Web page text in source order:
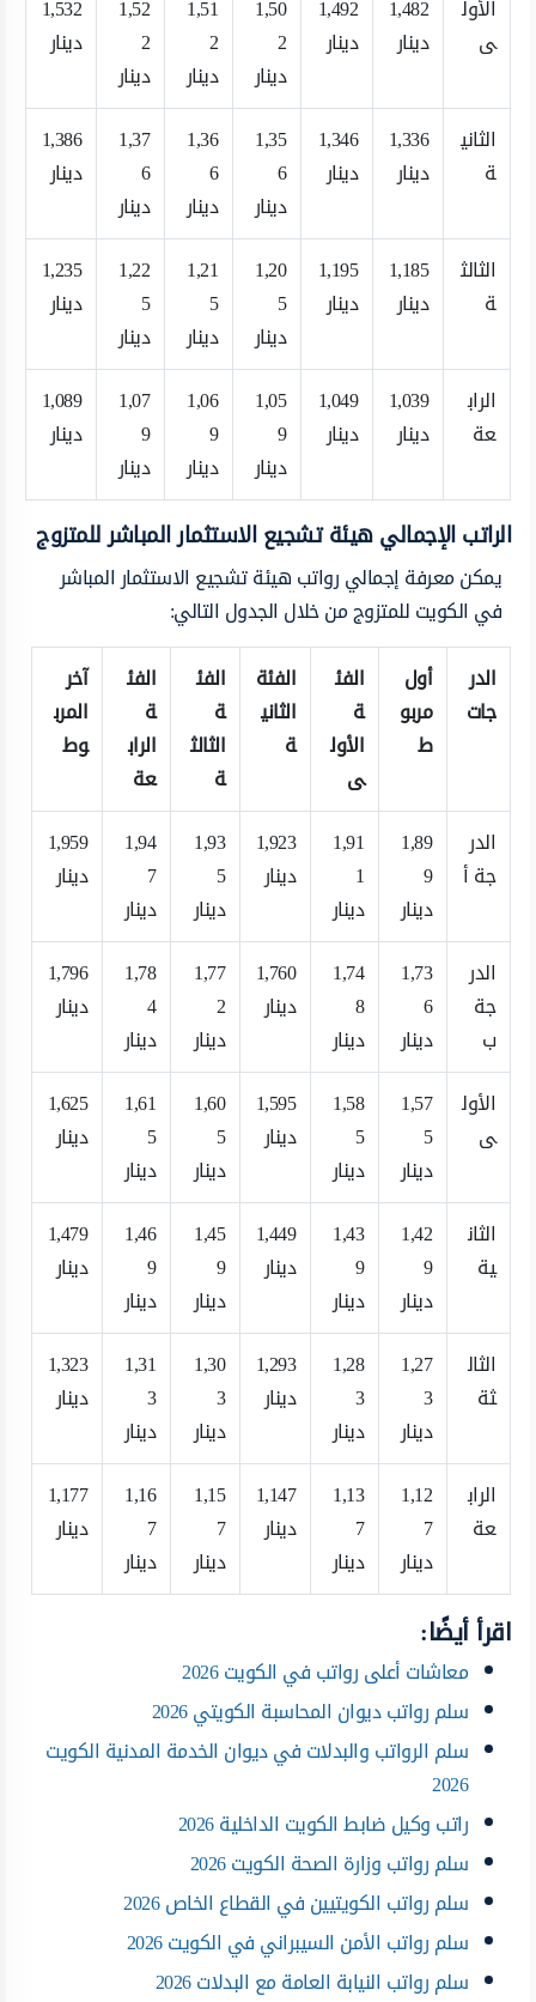
الأول
ى
1,482
دينار
1,492
دينار
1,50
2
دينار
1,51
2
دينار
1,52
2
دينار
1,532
دينار
الثاني
ة
1,336
دينار
1,346
دينار
1,35
6
دينار
1,36
6
دينار
1,37
6
دينار
1,386
دينار
الثالث
ة
1,185
دينار
1,195
دينار
1,20
5
دينار
1,21
5
دينار
1,22
5
دينار
1,235
دينار
الراب
عة
1,039
دينار
1,049
دينار
1,05
9
دينار
1,06
9
دينار
1,07
9
دينار
1,089
دينار
الراتب الإجمالي هيئة تشجيع الاستثمار المباشر للمتزوج
يمكن معرفة إجمالي رواتب هيئة تشجيع الاستثمار المباشر
في الكويت للمتزوج من خلال الجدول التالي:
الدر
جات
أول
مربو
ط
الفئ
ة
الأول
ى
الفئة
الثاني
ة
الفئ
ة
الثالث
ة
الفئ
ة
الراب
عة
آخر
المرب
وط
الدر
جة أ
1,89
9
دينار
1,91
1
دينار
1,923
دينار
1,93
5
دينار
1,94
7
دينار
1,959
دينار
الدر
جة
ب
1,73
6
دينار
1,74
8
دينار
1,760
دينار
1,77
2
دينار
1,78
4
دينار
1,796
دينار
الأول
ى
1,57
5
دينار
1,58
5
دينار
1,595
دينار
1,60
5
دينار
1,61
5
دينار
1,625
دينار
الثان
ية
1,42
9
دينار
1,43
9
دينار
1,449
دينار
1,45
9
دينار
1,46
9
دينار
1,479
دينار
الثال
ثة
1,27
3
دينار
1,28
3
دينار
1,293
دينار
1,30
3
دينار
1,31
3
دينار
1,323
دينار
الراب
عة
1,12
7
دينار
1,13
7
دينار
1,147
دينار
1,15
7
دينار
1,16
7
دينار
1,177
دينار
اقرأ أيضًا:
معاشات أعلى رواتب في الكويت 2026
سلم رواتب ديوان المحاسبة الكويتي 2026
سلم الرواتب والبدلات في ديوان الخدمة المدنية الكويت
2026
راتب وكيل ضابط الكويت الداخلية 2026
سلم رواتب وزارة الصحة الكويت 2026
سلم رواتب الكويتيين في القطاع الخاص 2026
سلم رواتب الأمن السيبراني في الكويت 2026
سلم رواتب النيابة العامة مع البدلات 2026